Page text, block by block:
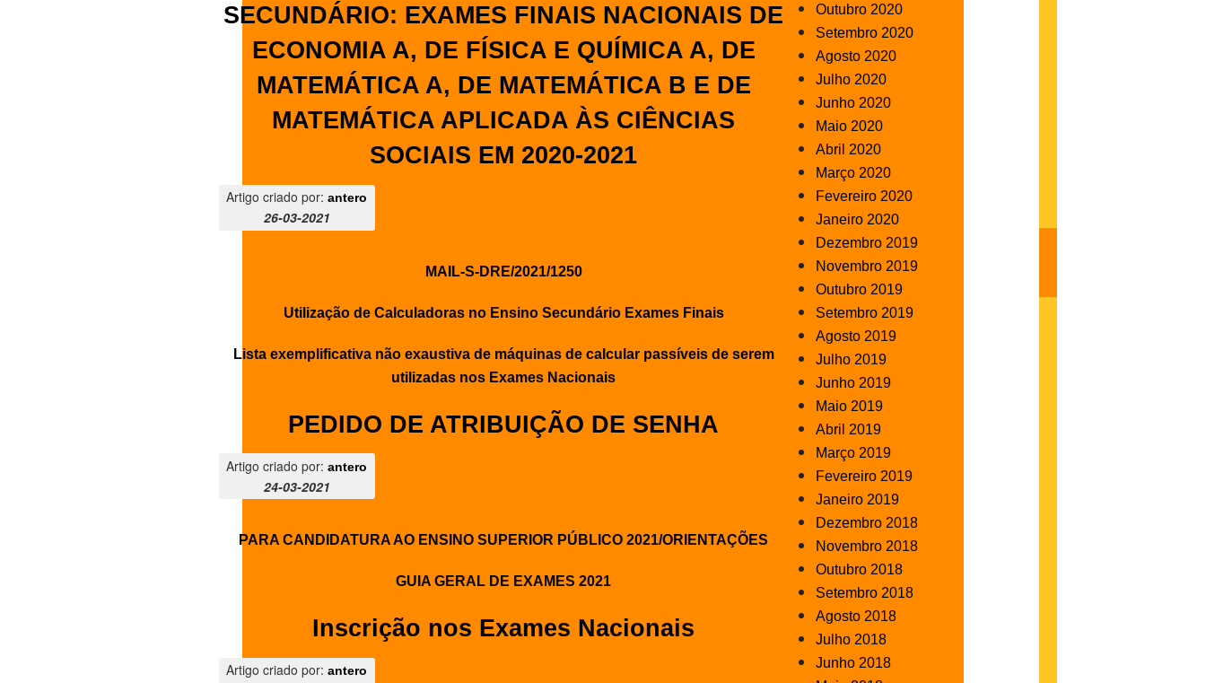
SECUNDÁRIO: EXAMES FINAIS NACIONAIS DE
ECONOMIA A, DE FÍSICA E QUÍMICA A, DE
MATEMÁTICA A, DE MATEMÁTICA B E DE
MATEMÁTICA APLICADA ÀS CIÊNCIAS
SOCIAIS EM 2020-2021
Artigo criado por:antero
26-03-2021
MAIL-S-DRE/2021/1250
Utilização de Calculadoras no Ensino Secundário Exames Finais
Lista exemplificativa não exaustiva de máquinas de calcular passíveis de serem
utilizadas nos Exames Nacionais
PEDIDO DE ATRIBUIÇÃO DE SENHA
Artigo criado por:antero
24-03-2021
PARA CANDIDATURA AO ENSINO SUPERIOR PÚBLICO 2021/ORIENTAÇÕES
GUIA GERAL DE EXAMES 2021
Inscrição nos Exames Nacionais
Artigo criado por:antero
Outubro 2020
Setembro 2020
Agosto 2020
Julho 2020
Junho 2020
Maio 2020
Abril 2020
Março 2020
Fevereiro 2020
Janeiro 2020
Dezembro 2019
Novembro 2019
Outubro 2019
Setembro 2019
Agosto 2019
Julho 2019
Junho 2019
Maio 2019
Abril 2019
Março 2019
Fevereiro 2019
Janeiro 2019
Dezembro 2018
Novembro 2018
Outubro 2018
Setembro 2018
Agosto 2018
Julho 2018
Junho 2018